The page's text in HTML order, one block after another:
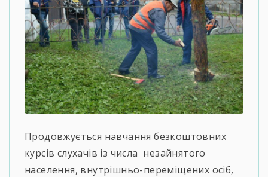
Продовжується навчання безкоштовних
курсів слухачів із числа незайнятого
населення, внутрішньо-переміщених осіб,